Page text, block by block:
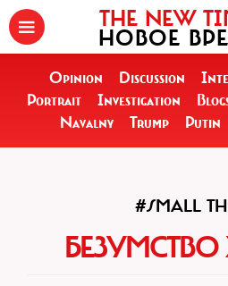
THE NEW
НОВОЕ
Opinion Discussion
Portrait
Investigation
Navalny
Trump Putin
#SMALL